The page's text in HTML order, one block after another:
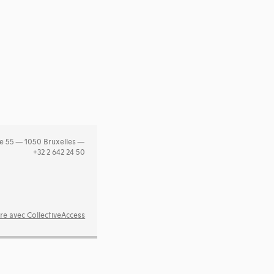
55 — 1050 Bruxelles —
+32 2 642 24 50
avec CollectiveAccess